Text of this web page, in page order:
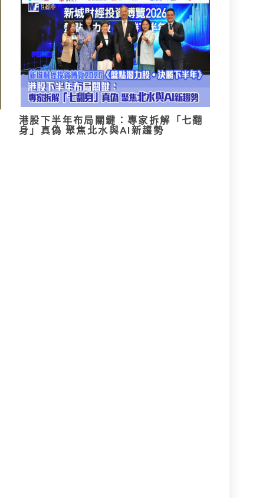
港股下半年布局關鍵：專家拆解「七翻
身」真偽 聚焦北水與AI新趨勢